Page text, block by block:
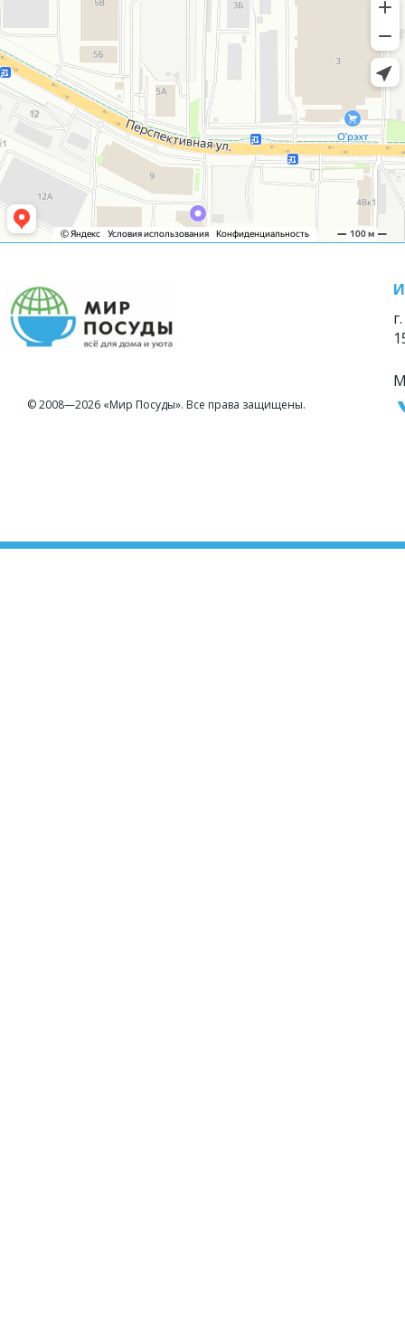
© 2008—2026 «Мир Посуды». Все права защищены.